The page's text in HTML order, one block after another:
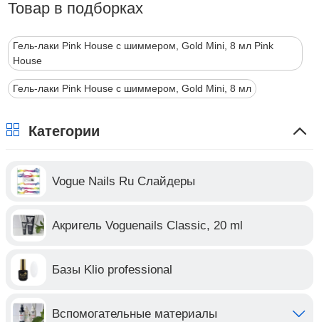
Товар в подборках
Гель-лаки Pink House с шиммером, Gold Mini, 8 мл Pink
House
Гель-лаки Pink House с шиммером, Gold Mini, 8 мл
Категории
Vogue Nails Ru Слайдеры
Акригель Voguenails Classic, 20 ml
Базы Klio professional
Вспомогательные материалы